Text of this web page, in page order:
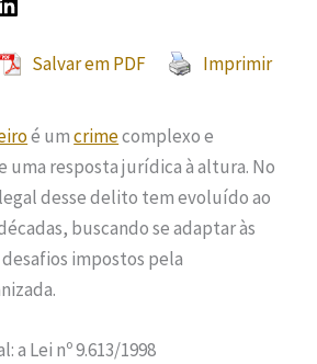
Salvar em PDF
Imprimir
é umcrimecomplexo e
uma resposta jurídica à altura. No
desse delito tem evoluído ao
buscando se adaptar às
impostos pela
a Lei nº 9.613/1998